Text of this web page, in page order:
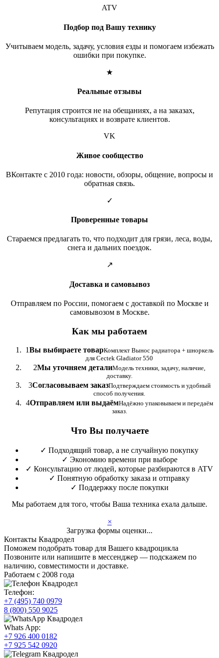
ATV
Подбор под Вашу технику
Учитываем модель, задачу, условия езды и помогаем избежать
ошибки при покупке.
★
Реальные отзывы
Репутация строится не на обещаниях, а на заказах,
консультациях и возврате клиентов.
VK
Живое сообщество
ВКонтакте с 2010 года: новости, обзоры, общение, вопросы и
обратная связь.
✓
Проверенные товары
Стараемся предлагать то, что подходит для грязи, леса, воды,
снега и дальних поездок.
↗
Доставка и самовывоз
Отправляем по России, помогаем с доставкой по Москве и
самовывозом в Москве.
Как мы работаем
1Вы выбираете товарКомплект Вынос радиатора + шноркель
для Cectek Gladiator 550
2Мы уточняем деталиМодель техники, задачу, наличие,
доставку.
3Согласовываем заказПодтверждаем стоимость и удобный
способ получения.
4Отправляем или выдаёмНадёжно упаковываем и передаём
заказ.
Что Вы получаете
✓ Подходящий товар, а не случайную покупку
✓ Экономию времени при выборе
✓ Консультацию от людей, которые разбираются в ATV
✓ Понятную обработку заказа и отправку
✓ Поддержку после покупки
Мы работаем для того, чтобы Ваша техника ехала дальше.
×
Загрузка формы оценки...
Контакты Квадродел
Поможем подобрать товар для Вашего квадроцикла
Позвоните или напишите в мессенджер — подскажем по
наличию, совместимости и доставке.
Работаем с 2008 года
Телефон:
+7 (495) 740 0979
8 (800) 550 9025
Whats App:
+7 926 400 0182
+7 925 542 0920